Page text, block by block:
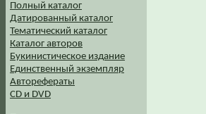
Полный каталог
Датированный каталог
Тематический каталог
Каталог авторов
Букинистическое издание
Единственный экземпляр
Авторефераты
CD и DVD